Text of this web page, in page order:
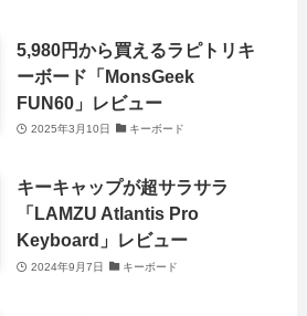
5,980円から買えるラピトリキ
ーボード「MonsGeek
FUN60」レビュー
2025年3月10日 キーボード
キーキャップが超サラサラ
「LAMZU Atlantis Pro
Keyboard」レビュー
2024年9月7日 キーボード